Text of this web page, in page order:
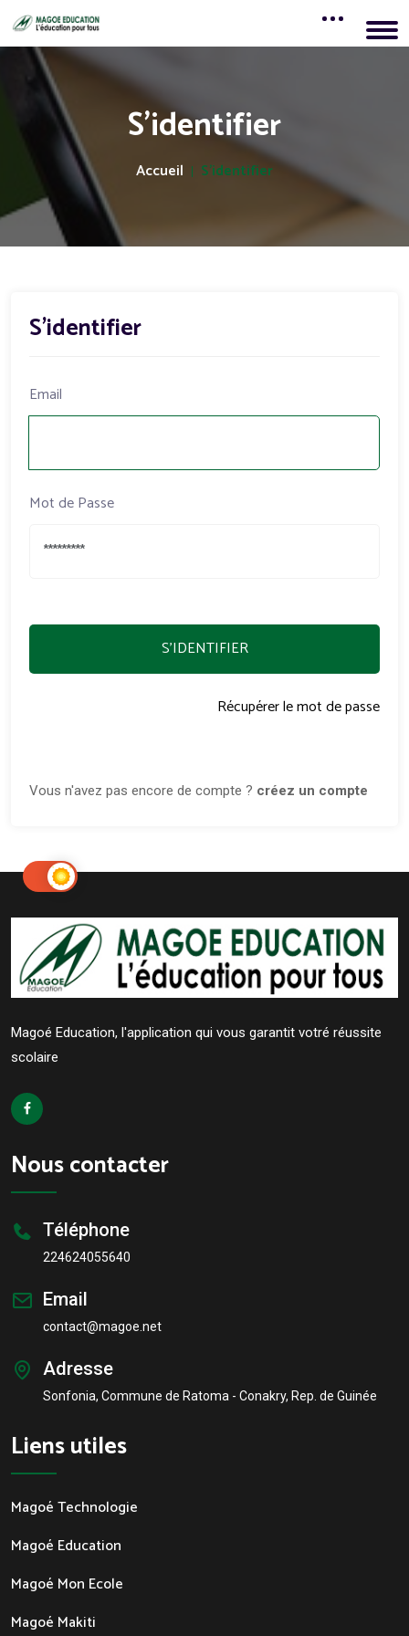
S'identifier
Accueil S'identifier
S'identifier
Email
Mot de Passe
S'IDENTIFIER
Récupérer le mot de passe
Vous n'avez pas encore de compte ? créez un compte
Magoé Education, l'application qui vous garantit votré réussite
scolaire
Nous contacter
Téléphone
224624055640
Email
contact@magoe.net
Adresse
Sonfonia, Commune de Ratoma - Conakry, Rep. de Guinée
Liens utiles
Magoé Technologie
Magoé Education
Magoé Mon Ecole
Magoé Makiti